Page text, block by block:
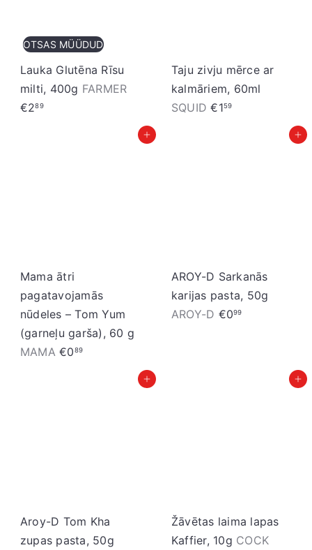
a
OTSAS MÜÜDUD
Lauka Glutēna Rīsu
milti, 400g FARMER
€289
Taju zivju mērce ar
kalmāriem, 60ml
SQUID€159
Pievienot grozam
Mama ātri
pagatavojamās
nūdeles – Tom Yum
(garneļu garša), 60 g
MAMA€089
Pievienot grozam
AROY-D Sarkanās
karijas pasta, 50g
AROY-D €099
Pievienot grozam
Aroy-D Tom Kha
zupas pasta, 50g
Pievienot grozam
Žāvētas laima lapas
Kaffier, 10g COCK